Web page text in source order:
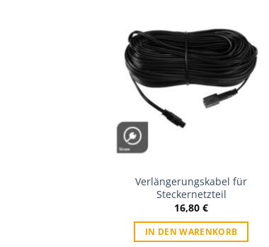
Zur
Wunschliste
Verlängerungskabel für
Steckernetzteil
16,80€
IN DEN WARENKORB